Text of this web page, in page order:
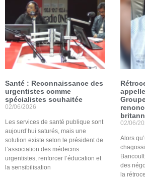
Santé : Reconnaissance des
urgentistes comme
spécialistes souhaitée
02/06/2026
Les services de santé publique sont
aujourd’hui saturés, mais une
solution existe selon le président de
l’association des médecins
urgentistes, renforcer l’éducation et
la sensibilisation
02/06/
Alors
des
la